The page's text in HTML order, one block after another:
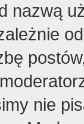
nazwą
nie